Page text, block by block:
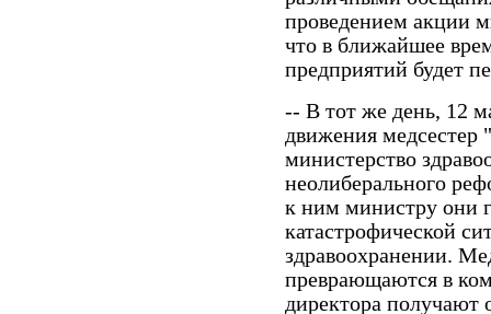
проведением акции
что в ближайшее
предприятий будет
-- В тот же день, 12
движения
министерство
неолиберального
к ним министру они
катастрофической
здравоохранении.
преврающаются в
директора получают